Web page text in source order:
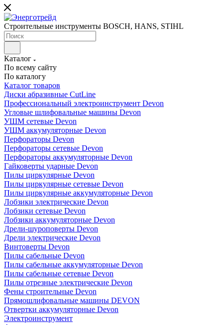
Строительные инструменты BOSCH, HANS, STIHL
Каталог
По всему сайту
По каталогу
Каталог товаров
Диски абразивные CutLine
Профессиональный электроинструмент Devon
Угловые шлифовальные машины Devon
УШМ сетевые Devon
УШМ аккумуляторные Devon
Перфораторы Devon
Перфораторы сетевые Devon
Перфораторы аккумуляторные Devon
Гайковерты ударные Devon
Пилы циркулярные Devon
Пилы циркулярные сетевые Devon
Пилы циркулярные аккумуляторные Devon
Лобзики электрические Devon
Лобзики сетевые Devon
Лобзики аккумуляторные Devon
Дрели-шуроповерты Devon
Дрели электрические Devon
Винтоверты Devon
Пилы сабельные Devon
Пилы сабельные аккумуляторные Devon
Пилы сабельные сетевые Devon
Пилы отрезные электрические Devon
Фены строительные Devon
Прямошлифовальные машины DEVON
Отвертки аккумуляторные Devon
Электроинструмент